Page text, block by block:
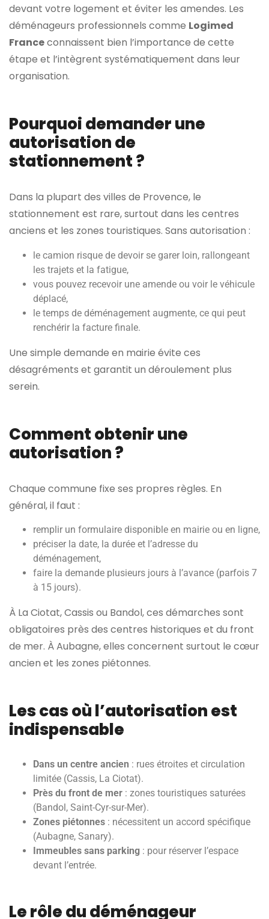
devant votre logement et éviter les amendes. Les
déménageurs professionnels comme Logimed
Franceconnaissent bien l’importance de cette
étape et l’intègrent systématiquement dans leur
organisation.
Pourquoi demander une
autorisation de
stationnement ?
Dans la plupart des villes de Provence, le
stationnement est rare, surtout dans les centres
anciens et les zones touristiques. Sans autorisation :
le camion risque de devoir se garer loin, rallongeant
les trajets et la fatigue,
vous pouvez recevoir une amende ou voir le véhicule
déplacé,
le temps de déménagement augmente, ce qui peut
renchérir la facture finale.
Une simple demande en mairie évite ces
désagréments et garantit un déroulement plus
serein.
Comment obtenir une
autorisation ?
Chaque commune fixe ses propres règles. En
général, il faut :
remplir un formulaire disponible en mairie ou en ligne,
préciser la date, la durée et l’adresse du
déménagement,
faire la demande plusieurs jours à l’avance (parfois 7
à 15 jours).
À La Ciotat, Cassis ou Bandol, ces démarches sont
obligatoires près des centres historiques et du front
de mer. À Aubagne, elles concernent surtout le cœur
ancien et les zones piétonnes.
Les cas où l’autorisation est
indispensable
Dans un centre ancien : rues étroites et circulation
limitée (Cassis, La Ciotat).
Près du front de mer : zones touristiques saturées
(Bandol, Saint-Cyr-sur-Mer).
Zones piétonnes : nécessitent un accord spécifique
(Aubagne, Sanary).
Immeubles sans parking : pour réserver l’espace
devant l’entrée.
Le rôle du déménageur